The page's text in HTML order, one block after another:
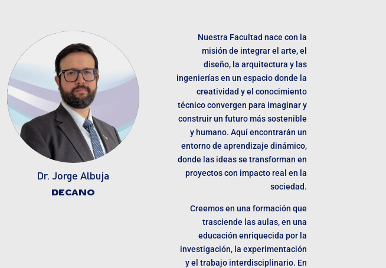
Dr. Jorge Albuja
DECANO
Nuestra Facultad nace con la
misión de integrar el arte, el
diseño, la arquitectura y las
ingenierías en un espacio donde la
creatividad y el conocimiento
técnico convergen para imaginar y
construir un futuro más sostenible
y humano. Aquí encontrarán un
entorno de aprendizaje dinámico,
donde las ideas se transforman en
proyectos con impacto real en la
sociedad.
Creemos en una formación que
trasciende las aulas, en una
educación enriquecida por la
investigación, la experimentación
y el trabajo interdisciplinario. En